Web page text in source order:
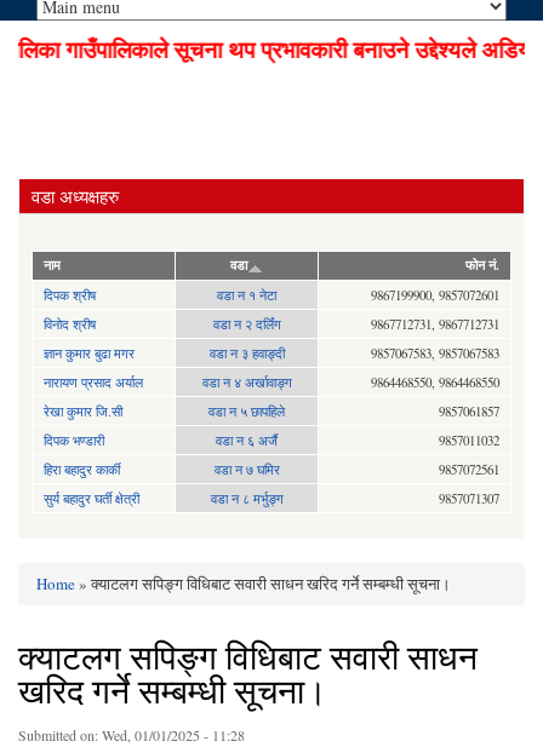
गाउँपालिकाले सूचना थप प्रभावकारी बनाउने उद्देश्यले अडियो
वडा अध्यक्षहरु
नाम वडा फोन नं.
दिपक श्रीष वडा न १ नेटा
9867199900, 9857072601
विनोद श्रीष
वडा न २ दर्लिंग
9867712731, 9867712731
ज्ञान कुमार बुढा मगर
वडा न ३ हवाङ्दी
9857067583, 9857067583
नारायण प्रसाद अर्याल
वडा न‍ ४ अर्खावाङ्ग
9864468550, 9864468550
रेखा कुमार जि.सी
वडा न ५ छापहिले
9857061857
दिपक भण्डारी
वडा न ६ अर्जै
9857011032
हिरा बहादुर कार्की
वडा न ७ घमिर
9857072561
सुर्य बहादुर घर्ती क्षेत्री
वडा न ८ मर्भुङ्ग 9857071307
Home» क्याटलग सपिङ्ग विधिबाट सवारी साधन खरिद गर्ने सम्बम्धी सूचना।
क्याटलग सपिङ्ग विधिबाट सवारी साधन
खरिद गर्ने सम्बम्धी सूचना।
Submitted on:Wed, 01/01/2025 - 11:28